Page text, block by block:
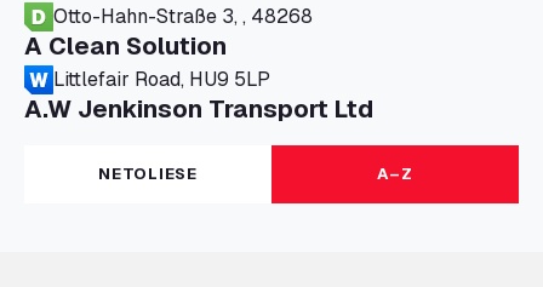
Otto-Hahn-Straße 3, , 48268
A Clean Solution
Littlefair Road, HU9 5LP
A.W Jenkinson Transport Ltd
Progress House, ME11 5GA
A+G Nettetal - Depot Parking
Am Panneschopp 7, 41334
NETOLIESE A–Z